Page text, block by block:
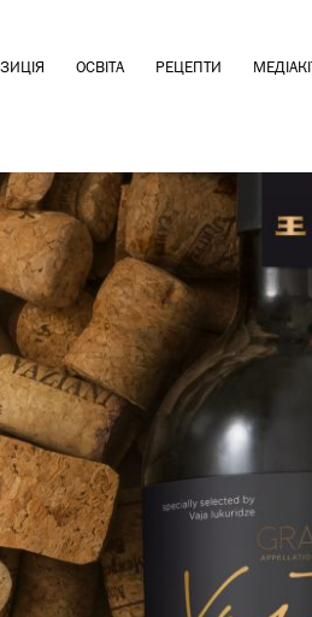
ОСВІТА РЕЦЕПТИ МЕДІАКІТ